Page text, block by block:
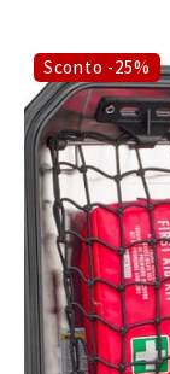
Sconto -25%